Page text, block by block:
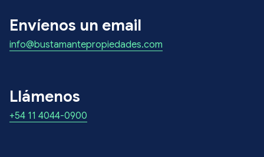
Envíenos un email
info@bustamantepropiedades.com
Llámenos
+54 11 4044-0900